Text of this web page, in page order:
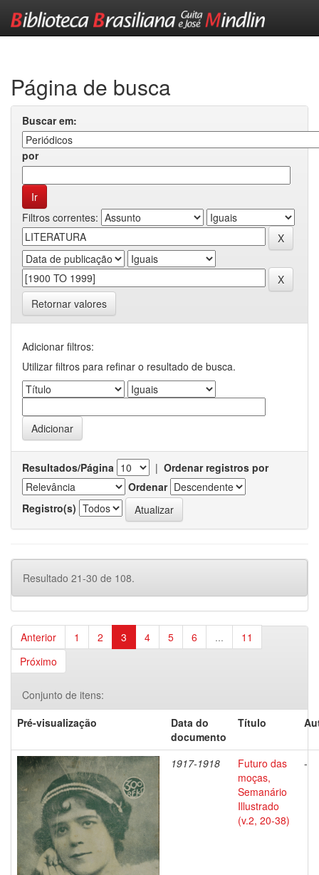
Página de busca
Buscar em:
por
Filtros correntes:
Retornar valores
Adicionar filtros:
Utilizar filtros para refinar o resultado de busca.
Resultados/Página | Ordenar registros por
Ordenar
Registro(s)
Resultado 21-30 de 108.
Anterior 1 2 3 4 5 6 ...
11
Próximo
Conjunto de itens:
Pré-visualização
Data do
documento
Título
1917-1918
Futuro das
moças,
Semanário
Illustrado
(v.2, 20-38)
-